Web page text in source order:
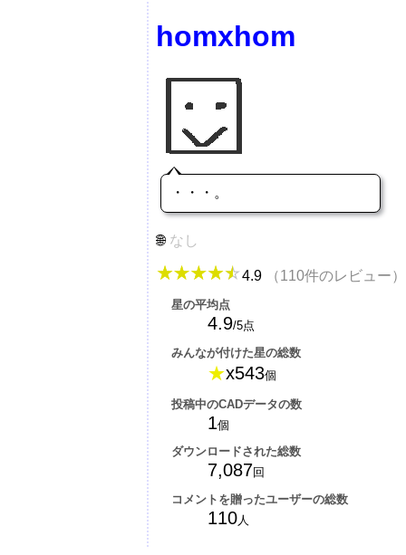
homxhom
・・・。
なし
4.9 （110件のレビュー）
星の平均点
4.9/5点
みんなが付けた星の総数
★x543個
投稿中のCADデータの数
1個
ダウンロードされた総数
7,087回
コメントを贈ったユーザーの総数
110人